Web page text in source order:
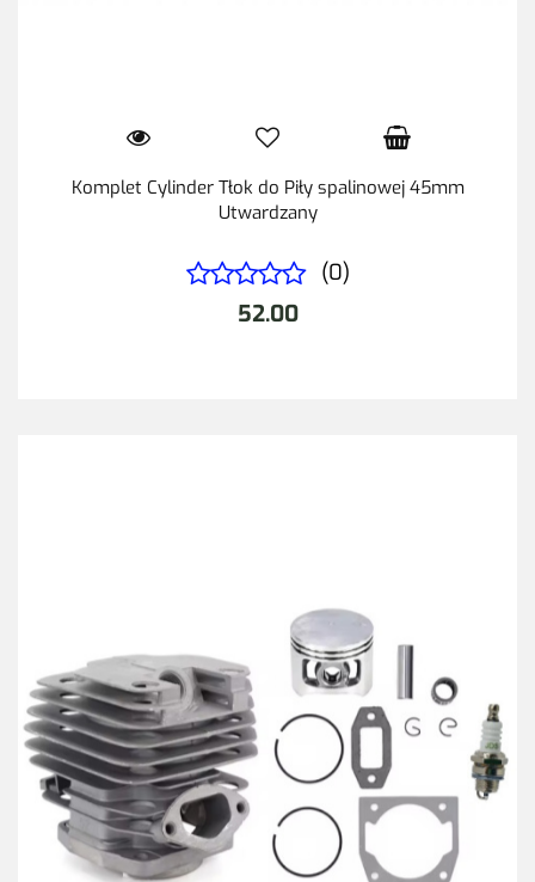
Komplet Cylinder Tłok do Piły spalinowej 45mm
Utwardzany
(0)
52.00